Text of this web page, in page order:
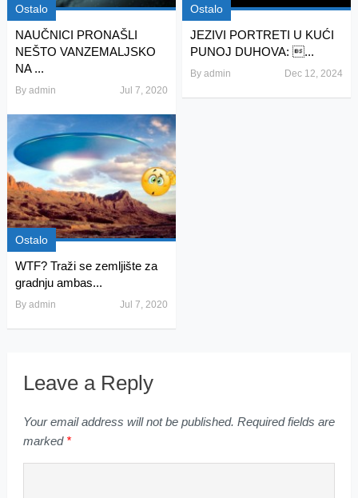
Ostalo
NAUČNICI PRONAŠLI
NEŠTO VANZEMALJSKO
NA ...
By admin Jul 7, 2020
Ostalo
JEZIVI PORTRETI U KUĆI
PUNOJ DUHOVA: ...
Byadmin Dec 12, 2024
Ostalo
WTF? Traži se zemljište za
gradnju ambas...
By admin Jul 7, 2020
Leave a Reply
Your email address will not be published. Required fields are
marked *